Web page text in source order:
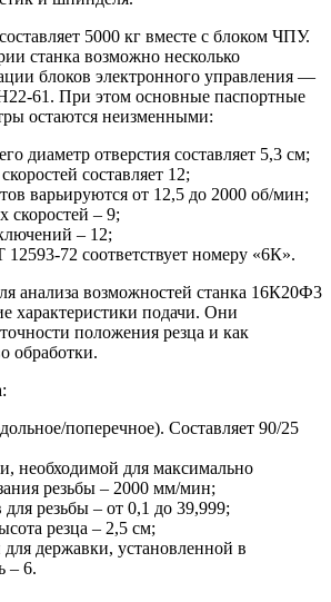
5000 кг вместе с блоком ЧПУ.
станка возможно несколько
блоков электронного управления —
61. При этом основные паспортные
остаются неизменными:
диаметр отверстия составляет 5,3 см;
составляет 12;
варьируются от 12,5 до 2000 об/мин;
скоростей – 9;
– 12;
72 соответствует номеру «6К».
анализа возможностей станка 16К20Ф3
характеристики подачи. Они
положения резца и как
обработки.
поперечное). Составляет 90/25
необходимой для максимально
резьбы – 2000 мм/мин;
резьбы – от 0,1 до 39,999;
резца – 2,5 см;
державки, установленной в
– 6.